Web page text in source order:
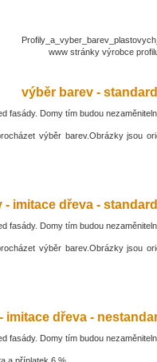
www stránky výrobce
výběr barev -
fasády. Domy tím budou
výběr barev.Obrázky jsou
- imitace dřeva -
fasády. Domy tím budou
výběr barev.Obrázky jsou
imitace dřeva -
fasády. Domy tím budou